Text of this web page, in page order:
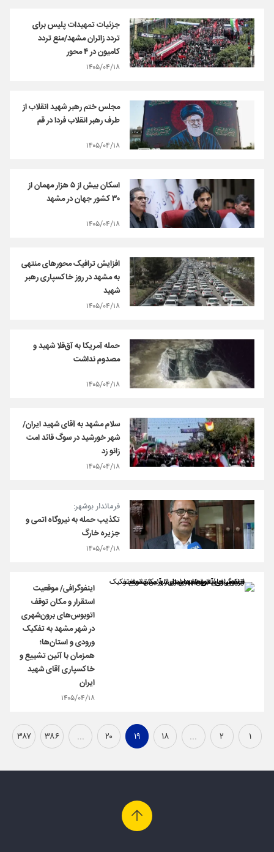
جزئیات تمهیدات پلیس برای
تردد زائران مشهد/منع تردد
کامیون‌ در ۴ محور
۱۴۰۵/۰۴/۱۸
مجلس ختم رهبر شهید انقلاب از
طرف رهبر انقلاب فردا در قم
۱۴۰۵/۰۴/۱۸
اسکان بیش از ۵ هزار مهمان از
۳۰ کشور جهان در مشهد
۱۴۰۵/۰۴/۱۸
افزایش ترافیک محور‌های منتهی
به مشهد در روز خاکسپاری رهبر
شهید
۱۴۰۵/۰۴/۱۸
حمله آمریکا به آق‌قلا شهید و
مصدوم نداشت
۱۴۰۵/۰۴/۱۸
سلام مشهد به آقای شهید ایران/
شهر خورشید در سوگ قائد امت
زانو زد
۱۴۰۵/۰۴/۱۸
فرماندار بوشهر:
تکذیب حمله به نیروگاه اتمی و
جزیره خارگ
۱۴۰۵/۰۴/۱۸
اینفوگرافی/ موقعیت
استقرار و مکان توقف
اتوبوس‌های برون‌شهری
در شهر مشهد به تفکیک
ورودی و استان‌ها؛
همزمان با آئین تشییع و
خاکسپاری آقای شهید
ایران
۱۴۰۵/۰۴/۱۸
۱ ۲ ... ۱۸ ۱۹ ۲۰ ... ۳۸۶ ۳۸۷